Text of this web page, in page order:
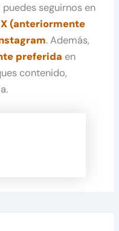
seguirnos en
X (anteriormente
. Además,
preferida en
contenido,